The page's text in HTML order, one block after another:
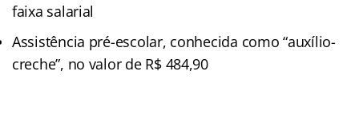
faixa salarial
Assistência pré-escolar, conhecida como “auxílio-
creche”, no valor de R$ 484,90